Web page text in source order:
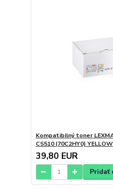
Kompatibilný toner
CS510 (70C2HY0) YELLOW
39,80 EUR
Pridať